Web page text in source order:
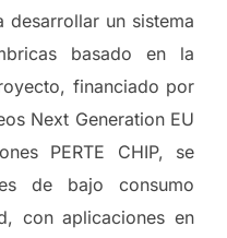
desarrollar un sistema
basado en la
financiado por
Next Generation EU
PERTE CHIP, se
de bajo consumo
con aplicaciones en